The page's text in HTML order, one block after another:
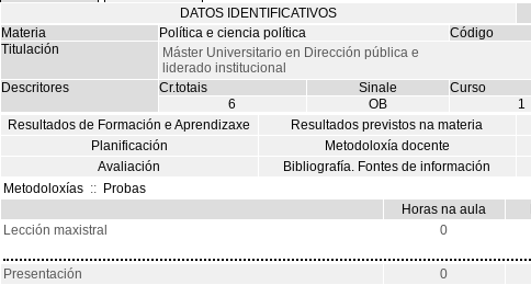
DATOS IDENTIFICATIVOS
Materia
Política e ciencia política Código
Titulación
Máster Universitario en Dirección pública e
liderado institucional
Descritores
Cr.totais Sinale Curso
6
OB 1
Resultados de Formación e Aprendizaxe
Resultados previstos na materia
Planificación
Metodoloxía docente
Avaliación
Bibliografía. Fontes de información
Metodoloxías:: Probas
Horas na aula
Lección maxistral
0
Presentación 0